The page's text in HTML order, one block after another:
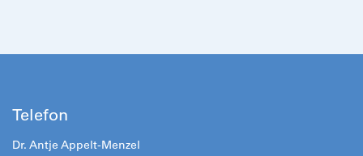
Telefon
Dr. Antje Appelt-Menzel